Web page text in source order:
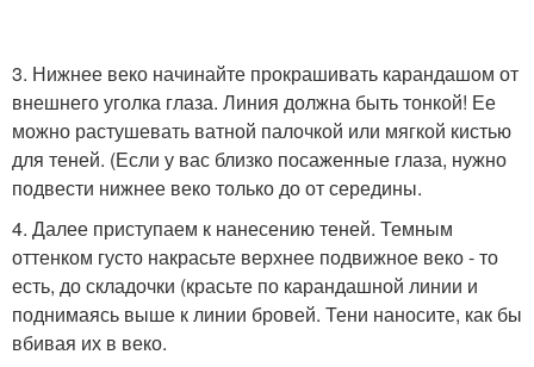
3. Нижнее веко начинайте прокрашивать карандашом от
внешнего уголка глаза. Линия должна быть тонкой! Ее
можно растушевать ватной палочкой или мягкой кистью
для теней. (Если у вас близко посаженные глаза, нужно
подвести нижнее веко только до от середины.
4. Далее приступаем к нанесению теней. Темным
оттенком густо накрасьте верхнее подвижное веко - то
есть, до складочки (красьте по карандашной линии и
поднимаясь выше к линии бровей. Тени наносите, как бы
вбивая их в веко.